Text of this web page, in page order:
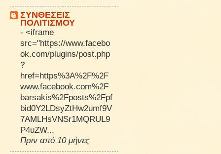
ΣΥΝΘΕΣΕΙΣ
ΠΟΛΙΤΙΣΜΟΥ
- <iframe
src="https://www.facebo
ok.com/plugins/post.php
?
href=https%3A%2F%2F
www.facebook.com%2F
barsakis%2Fposts%2Fpf
bid0Y2LDsyZtHw2umf9V
7AMLHsVNSr1MQRUL9
P4uZW...
Πριν από 10 μήνες